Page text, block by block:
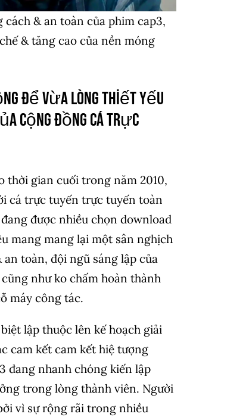
& an toàn của phim cap3,
& tăng cao của nền móng
để vừa lòng thiết yếu
cộng đồng cá trực
thời gian cuối trong năm 2010,
cá trực tuyến trực tuyến toàn
được nhiều chọn download
mang mang lại một sân nghịch
toàn, đội ngũ sáng lập của
như ko chấm hoàn thành
máy công tác.
lập thuộc lên kế hoạch giải
cam kết cam kết hiệ tượng
đang nhanh chóng kiến lập
trong lòng thành viên. Người
vì sự rộng rãi trong nhiều